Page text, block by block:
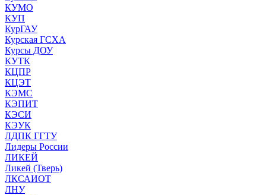
КУМО
КУП
КурГАУ
Курская ГСХА
Курсы ДОУ
КУТК
КЦПР
КЦЭТ
КЭМС
КЭПИТ
КЭСИ
КЭУК
ЛДПК ГГТУ
Лидеры России
ЛИКЕЙ
Ликей (Тверь)
ЛКСАИОТ
ЛНУ